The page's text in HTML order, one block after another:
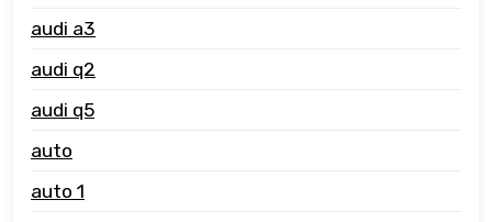
audi a3
audi q2
audi q5
auto
auto 1